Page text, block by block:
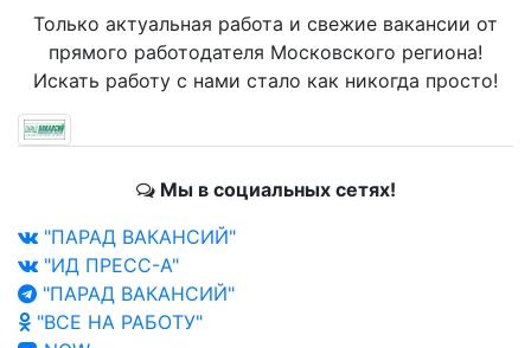
Только актуальная работа и свежие вакансии от
прямого работодателя Московского региона!
Искать работу с нами стало как никогда просто!
Мы в социальных сетях!
"ПАРАД ВАКАНСИЙ"
"ИД ПРЕСС-А"
"ПАРАД ВАКАНСИЙ"
"ВСЕ НА РАБОТУ"